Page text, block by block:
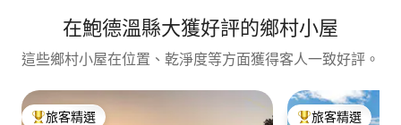
在鮑德溫縣大獲好評的鄉村小屋
這些鄉村小屋在位置、乾淨度等方面獲得客人一致好評。
旅客精選 旅客精選